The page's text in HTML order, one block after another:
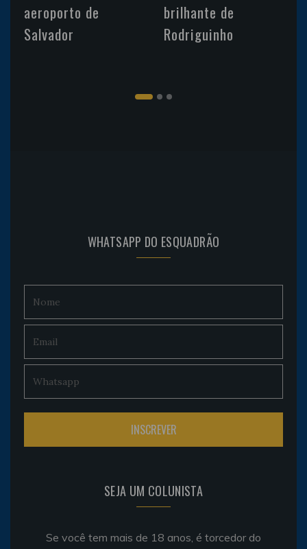
aeroporto de
Salvador
brilhante de
Rodriguinho
WHATSAPP DO ESQUADRÃO
SEJA UM COLUNISTA
Se você tem mais de 18 anos, é torcedor do